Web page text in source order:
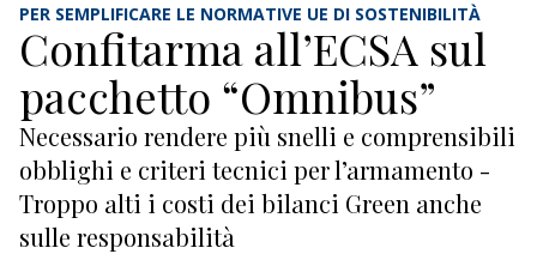
RICERCA
ECONOMIA
TURISMO
CULTURA
PER SEMPLIFICARE LE NORMATIVE UE DI SOSTENIBILITÀ
Confitarma all’ECSA sul
pacchetto “Omnibus”
Necessario rendere più snelli e comprensibili
obblighi e criteri tecnici per l’armamento -
Troppo alti i costi dei bilanci Green anche
sulle responsabilità